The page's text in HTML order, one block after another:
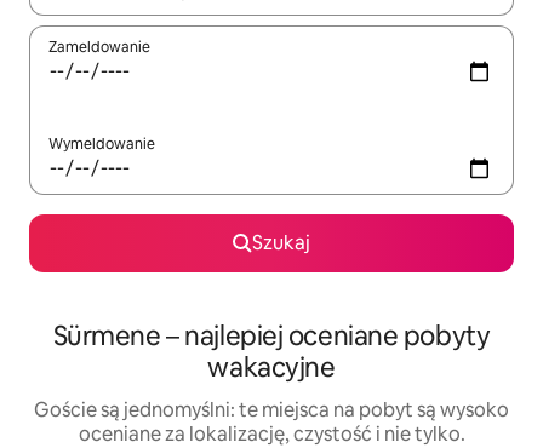
Zameldowanie
Wymeldowanie
Szukaj
Sürmene – najlepiej oceniane pobyty
wakacyjne
Goście są jednomyślni: te miejsca na pobyt są wysoko
oceniane za lokalizację, czystość i nie tylko.